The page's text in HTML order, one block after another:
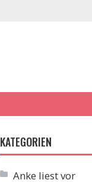
KATEGORIEN
Anke liest vor